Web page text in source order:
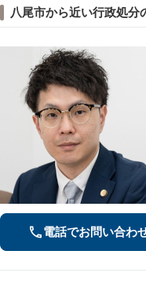
八尾市から近い行政処分
電話でお問い合わ